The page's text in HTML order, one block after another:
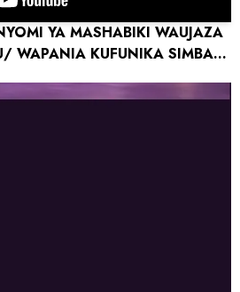
YA MASHABIKI WAUJAZA
WAPANIA KUFUNIKA SIMBA